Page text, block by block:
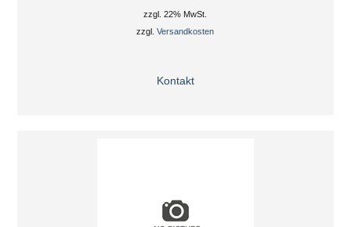
zzgl. 22% MwSt.
zzgl.Versandkosten
Kontakt